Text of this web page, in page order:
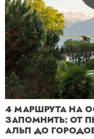
4 МАРШРУТА НА
ЗАПОМНИТЬ: ОТ
АЛЬП ДО